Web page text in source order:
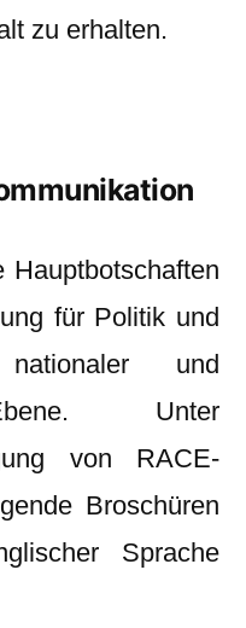
zu erhalten.
für Politik und
und
Unter
von RACE-
Broschüren
Sprache